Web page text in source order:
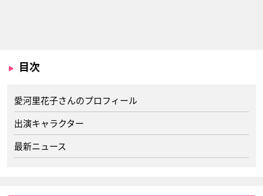
目次
愛河里花子さんのプロフィール
出演キャラクター
最新ニュース